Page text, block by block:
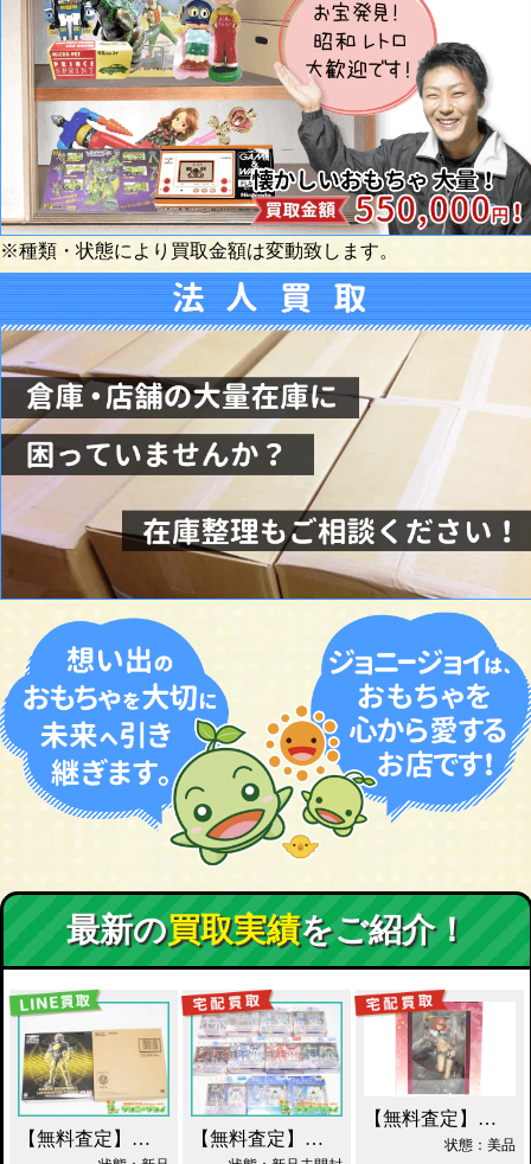
※種類・状態により買取金額は変動致します。
最新の買取実績をご紹介！
【無料査定】昭和レトロ玩具歓迎 ｜ S.I.C. 仮面ライダーオーズ ラトラーターコンボ買取 【無料査定】昭和レトロ玩具歓迎 ｜ ガンダムフィックスフィギュレーション GFF おまとめ買取！
【無料査定】昭和レトロ玩具歓迎 ｜ アルター 百花繚乱 千姫 買取！
状態：美品